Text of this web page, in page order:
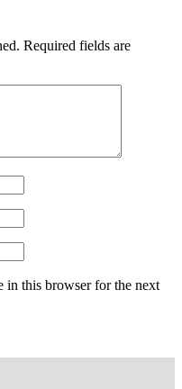
Required fields are
in this browser for the next